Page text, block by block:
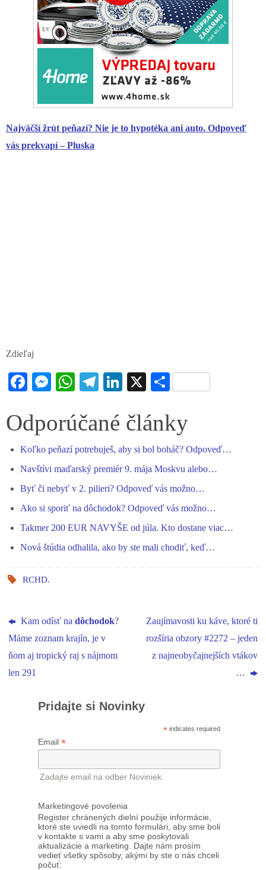
Najväčší žrút peňazí? Nie je to hypotéka ani auto. Odpoveď
vás prekvapí – Pluska
Zdieľaj
Fa
bo
ok
M
se
er
W
ts
pp
Te
gr
m
Li
ed
X S
re
Odporúčané články
Koľko peňazí potrebuješ, aby si bol boháč? Odpoveď…
Navštívi maďarský premiér 9. mája Moskvu alebo…
Byť či nebyť v 2. pilieri? Odpoveď vás možno…
Ako si sporiť na dôchodok? Odpoveď vás možno…
Takmer 200 EUR NAVYŠE od júla. Kto dostane viac…
Nová štúdia odhalila, ako by ste mali chodiť, keď…
RCHD.
Kam odísť nadôchodok?
Máme zoznam krajín, je v
ňom aj tropický raj s nájmom
len 291
Zaujímavosti ku káve, ktoré ti
rozšíria obzory #2272 – jeden
z najneobyčajnejších vtákov
…
Pridajte si Novinky
* indicates required
Email *
Zadajte email na odber Noviniek.
Marketingové povolenia
Register chránených dielní použije informácie,
ktoré ste uviedli na tomto formulári, aby sme boli
v kontakte s vami a aby sme poskytovali
aktualizácie a marketing. Dajte nám prosím
vedieť všetky spôsoby, akými by ste o nás chceli
počuť: